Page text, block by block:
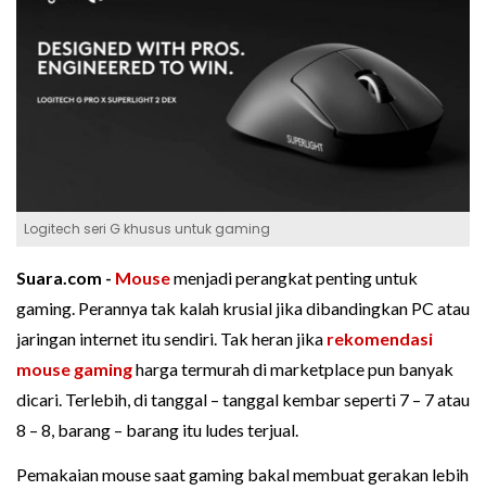
Logitech seri G khusus untuk gaming
Suara.com - Mousemenjadi perangkat penting untuk
gaming. Perannya tak kalah krusial jika dibandingkan PC atau
jaringan internet itu sendiri. Tak heran jika rekomendasi
mouse gamingharga termurah di marketplace pun banyak
dicari. Terlebih, di tanggal – tanggal kembar seperti 7 – 7 atau
8 – 8, barang – barang itu ludes terjual.
Pemakaian mouse saat gaming bakal membuat gerakan lebih